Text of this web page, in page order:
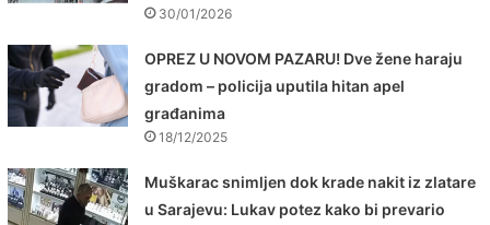
30/01/2026
OPREZ U NOVOM PAZARU! Dve žene haraju
gradom – policija uputila hitan apel
građanima
18/12/2025
Muškarac snimljen dok krade nakit iz zlatare
u Sarajevu: Lukav potez kako bi prevario